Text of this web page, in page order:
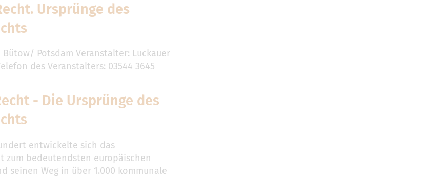
Ursprünge des
Bütow/ Potsdam Veranstalter: Luckauer
des Veranstalters: 03544 3645
- Die Ursprünge des
entwickelte sich das
zum bedeutendsten europäischen
seinen Weg in über 1.000 kommunale